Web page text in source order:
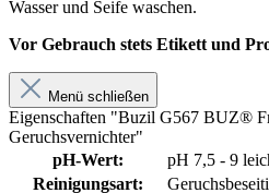
Wasser und Seife waschen.
Vor Gebrauch stets Etikett und
Menü schließen
Eigenschaften "Buzil G567 BUZ®
Geruchsvernichter"
pH-Wert:
pH 7,5 - 9
Reinigungsart: